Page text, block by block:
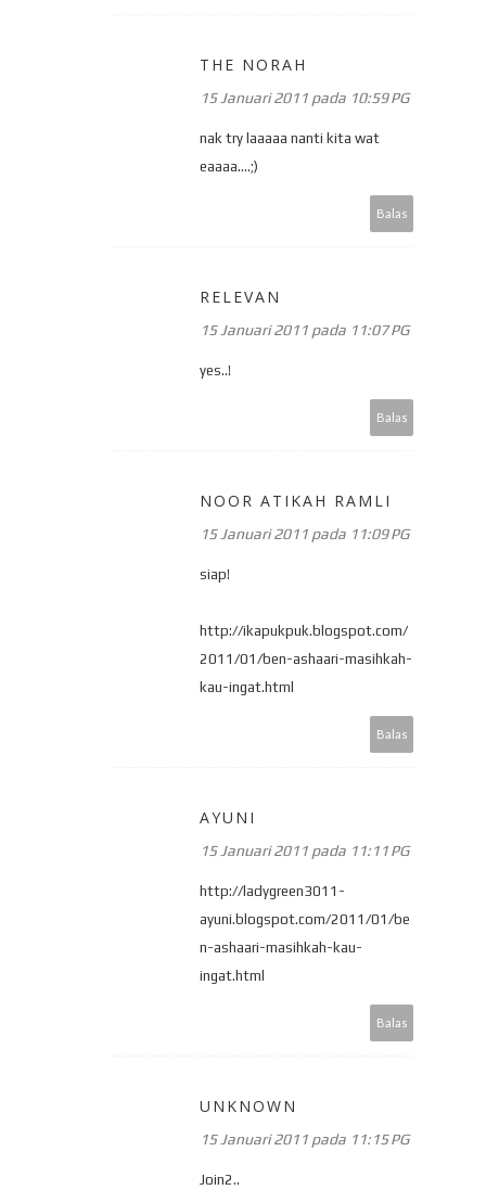
THE NORAH
15 Januari 2011 pada 10:59 PG
nak try laaaaa nanti kita wat
eaaaa....;)
Balas
RELEVAN
15 Januari 2011 pada 11:07 PG
yes..!
Balas
NOOR ATIKAH RAMLI
15 Januari 2011 pada 11:09 PG
siap!
http://ikapukpuk.blogspot.com/
2011/01/ben-ashaari-masihkah-
kau-ingat.html
Balas
AYUNI
15 Januari 2011 pada 11:11 PG
http://ladygreen3011-
ayuni.blogspot.com/2011/01/be
n-ashaari-masihkah-kau-
ingat.html
Balas
UNKNOWN
15 Januari 2011 pada 11:15 PG
Join2..